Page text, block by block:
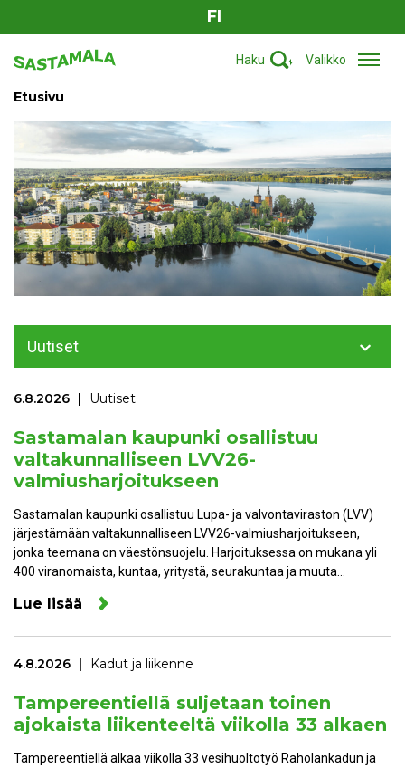
FI
Haku Valikko
Etusivu
Uutiset
6.8.2026 Uutiset
Sastamalan kaupunki osallistuu
valtakunnalliseen LVV26-
valmiusharjoitukseen
Sastamalan kaupunki osallistuu Lupa- ja valvontaviraston (LVV)
järjestämään valtakunnalliseen LVV26-valmiusharjoitukseen,
jonka teemana on väestönsuojelu. Harjoituksessa on mukana yli
400 viranomaista, kuntaa, yritystä, seurakuntaa ja muuta…
Lue lisää
4.8.2026 Kadut ja liikenne
Tampereentiellä suljetaan toinen
ajokaista liikenteeltä viikolla 33 alkaen
Tampereentiellä alkaa viikolla 33 vesihuoltotyö Raholankadun ja